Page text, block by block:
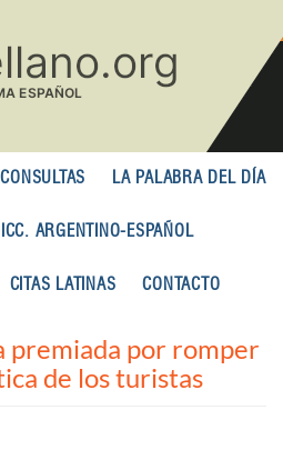
CONSULTAS LA PALABRA DEL DÍA
ARGENTINO-ESPAÑOL
CITAS LATINAS CONTACTO
premiada por romper
de los turistas